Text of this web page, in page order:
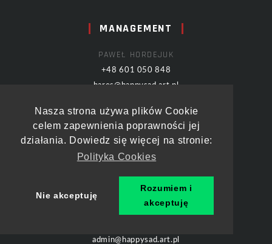
Nasza strona używa plików Cookie
celem zapewnienia poprawności jej
działania. Dowiedz się więcej na stronie:
Polityka Cookies
Nie akceptuję
Rozumiem i
akceptuję
MANAGEMENT
PAWEŁ HORDEJUK
+48 601 050 848
hares@happysad.art.pl
SKLEP
PIOTR „RODZYN” KRAWCZYK
+48 797 013 128
sklep@happysad.art.pl
ADMINISTRATOR
admin@happysad.art.pl